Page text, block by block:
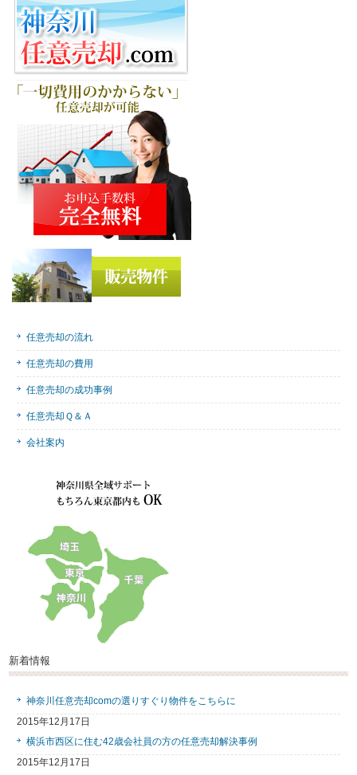
任意売却の流れ
任意売却の費用
任意売却の成功事例
任意売却Ｑ＆Ａ
会社案内
新着情報
神奈川任意売却comの選りすぐり物件をこちらに
2015年12月17日
横浜市西区に住む42歳会社員の方の任意売却解決事例
2015年12月17日